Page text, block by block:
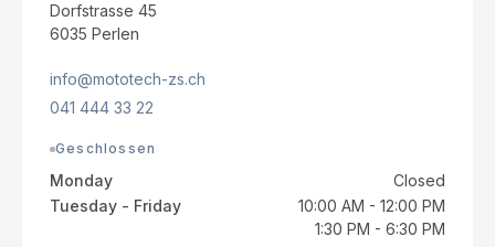
Dorfstrasse 45
6035 Perlen
info@mototech-zs.ch
041 444 33 22
Geschlossen
Monday
Closed
Tuesday - Friday
10:00 AM - 12:00 PM
1:30 PM - 6:30 PM